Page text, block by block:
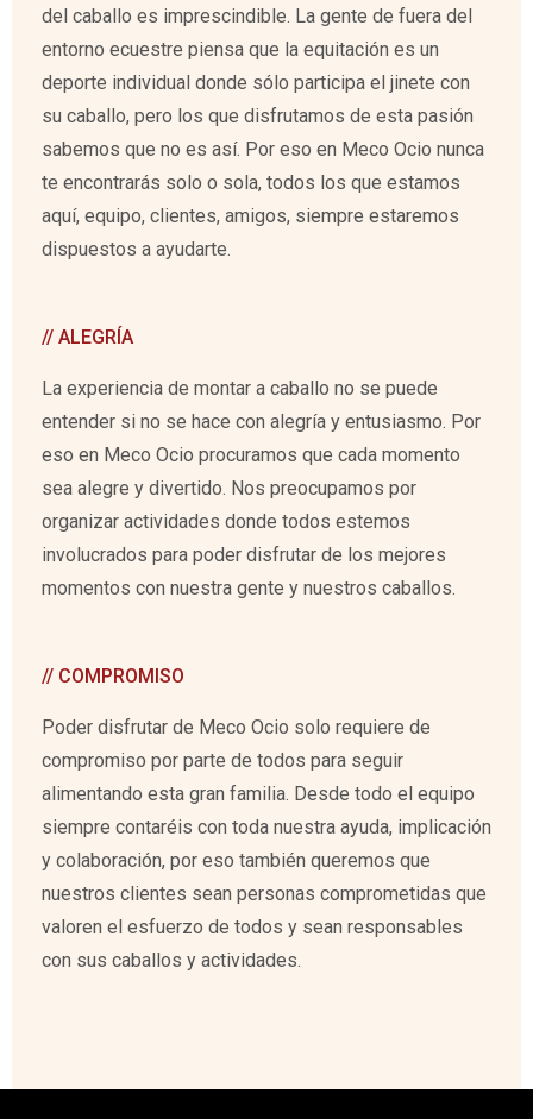
del caballo es imprescindible. La gente de fuera del
entorno ecuestre piensa que la equitación es un
deporte individual donde sólo participa el jinete con
su caballo, pero los que disfrutamos de esta pasión
sabemos que no es así. Por eso en Meco Ocio nunca
te encontrarás solo o sola, todos los que estamos
aquí, equipo, clientes, amigos, siempre estaremos
dispuestos a ayudarte.
// ALEGRÍA
La experiencia de montar a caballo no se puede
entender si no se hace con alegría y entusiasmo. Por
eso en Meco Ocio procuramos que cada momento
sea alegre y divertido. Nos preocupamos por
organizar actividades donde todos estemos
involucrados para poder disfrutar de los mejores
momentos con nuestra gente y nuestros caballos.
// COMPROMISO
Poder disfrutar de Meco Ocio solo requiere de
compromiso por parte de todos para seguir
alimentando esta gran familia. Desde todo el equipo
siempre contaréis con toda nuestra ayuda, implicación
y colaboración, por eso también queremos que
nuestros clientes sean personas comprometidas que
valoren el esfuerzo de todos y sean responsables
con sus caballos y actividades.